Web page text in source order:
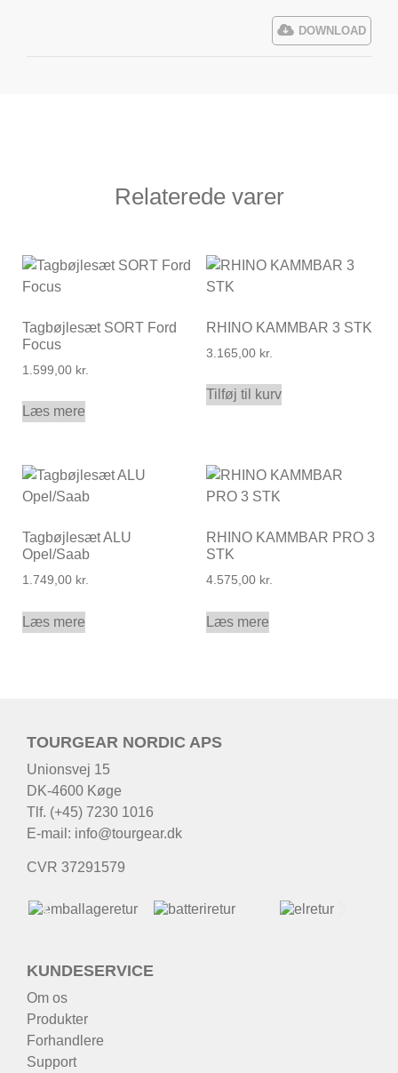
DOWNLOAD
Relaterede varer
Tagbøjlesæt SORT Ford
Focus
1.599,00 kr.
Læs mere
RHINO KAMMBAR 3 STK
3.165,00 kr.
Tilføj til kurv
Tagbøjlesæt ALU
Opel/Saab
1.749,00 kr.
Læs mere
RHINO KAMMBAR PRO 3
STK
4.575,00 kr.
Læs mere
TOURGEAR NORDIC APS
Unionsvej 15
DK-4600 Køge
Tlf. (+45) 7230 1016
E-mail: info@tourgear.dk
CVR 37291579
KUNDESERVICE
Om os
Produkter
Forhandlere
Support